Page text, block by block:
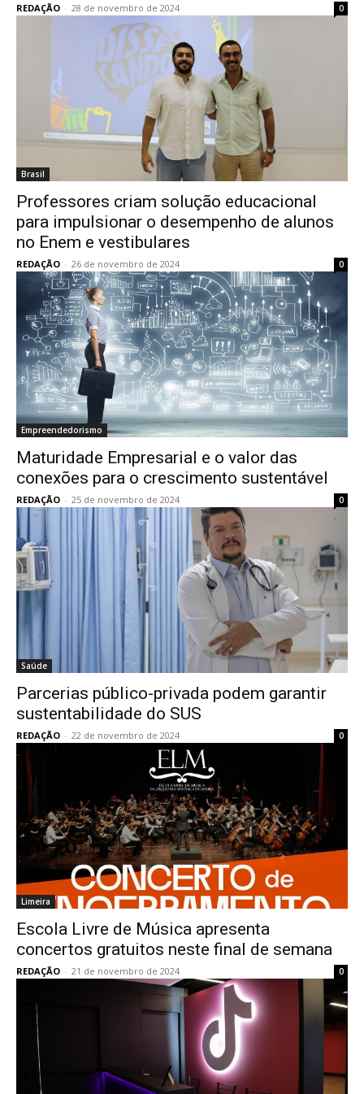
REDAÇÃO - 28 de novembro de 2024 0
Brasil
Professores criam solução educacional
para impulsionar o desempenho de alunos
no Enem e vestibulares
REDAÇÃO - 26 de novembro de 2024 0
Empreendedorismo
Maturidade Empresarial e o valor das
conexões para o crescimento sustentável
REDAÇÃO - 25 de novembro de 2024 0
Saúde
Parcerias público-privada podem garantir
sustentabilidade do SUS
REDAÇÃO - 22 de novembro de 2024 0
Limeira
Escola Livre de Música apresenta
concertos gratuitos neste final de semana
REDAÇÃO - 21 de novembro de 2024 0